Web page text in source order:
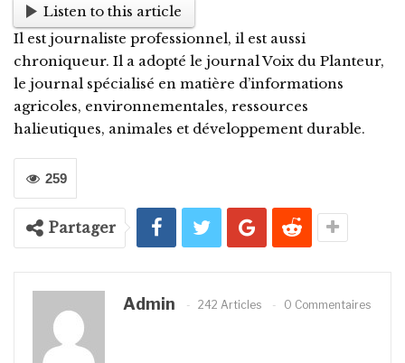
Listen to this article
Il est journaliste professionnel, il est aussi
chroniqueur. Il a adopté le journal Voix du Planteur,
le journal spécialisé en matière d’informations
agricoles, environnementales, ressources
halieutiques, animales et développement durable.
259
Partager
Admin 242 Articles 0 Commentaires